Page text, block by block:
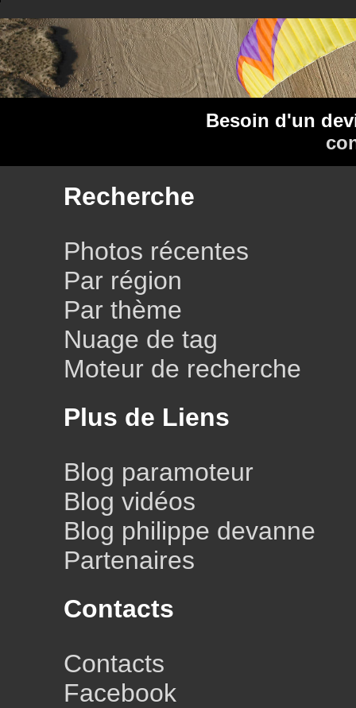
Besoin d'un
Recherche
Photos récentes
Par région
Par thème
Nuage de tag
Moteur de recherche
Plus de Liens
Blog paramoteur
Blog vidéos
Blog philippe devanne
Partenaires
Contacts
Contacts
Facebook